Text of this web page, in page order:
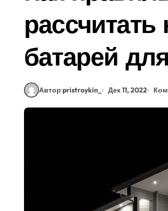
батарей
Автор pristroykin_ Дек 11, 2022